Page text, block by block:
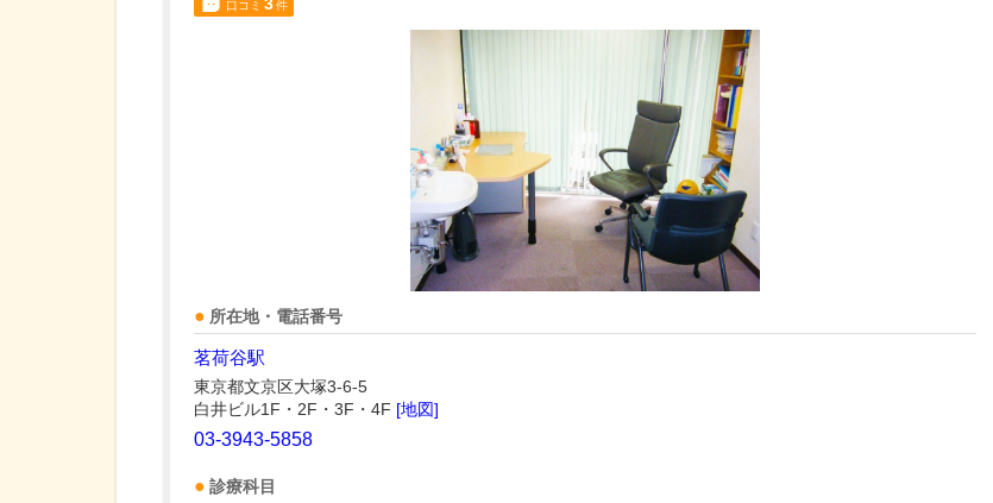
口コミ 件
所在地・電話番号
茗荷谷駅
東京都文京区大塚3-6-5
白井ビル1F・2F・3F・4F [地図]
03-3943-5858
診療科目